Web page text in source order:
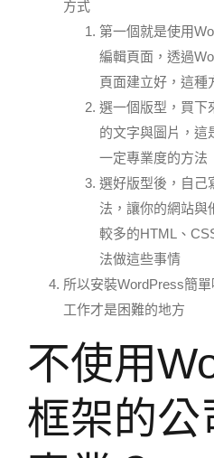
方式
第一個就是使用
編輯頁面，透過
頁面建立好，這種
選一個版型，買下
的文字與圖片，這
一定專業度的方法
選好版型後，自己
法，讓你的網站與
較多的HTML、
法做這些事情
所以安裝WordPress簡
工作才是困難的地方
不使用
框架的公